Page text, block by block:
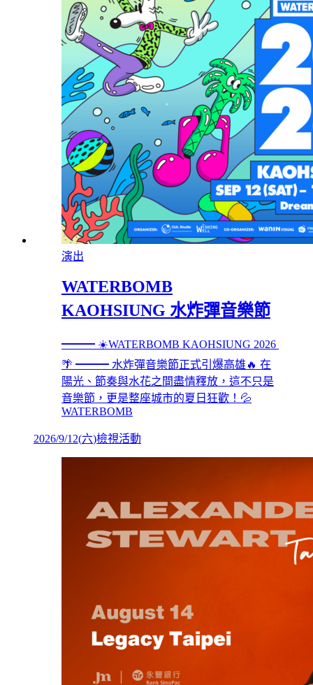
演出
WATERBOMB
KAOHSIUNG 水炸彈音樂節
━━━ ☀️WATERBOMB KAOHSIUNG 2026
🌴 ━━━ 水炸彈音樂節正式引爆高雄🔥 在
陽光、節奏與水花之間盡情釋放，這不只是
音樂節，更是整座城市的夏日狂歡！💦
WATERBOMB
2026/9/12(六)檢視活動